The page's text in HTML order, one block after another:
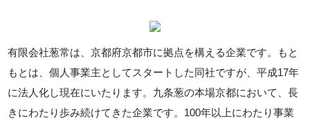
有限会社葱常は、京都府京都市に拠点を構える企業です。もと
もとは、個人事業主としてスタートした同社ですが、平成17年
に法人化し現在にいたります。九条葱の本場京都において、長
きにわたり歩み続けてきた企業です。100年以上にわたり事業